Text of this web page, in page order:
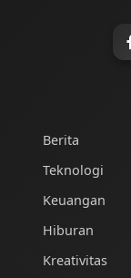
Berita
Teknologi
Keuangan
Hiburan
Kreativitas